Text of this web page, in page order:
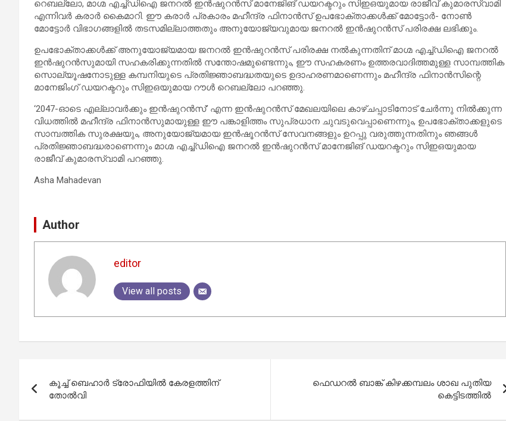
റെബല്ലോ, മാഗ്മ എച്ച്ഡിഐ ജനറല്‍ ഇന്‍ഷുറന്‍സ് മാനേജിങ് ഡയറക്ടറും സിഇഒയുമായ രാജീവ് കുമാരസ്വാമി
എന്നിവര്‍ കരാര്‍ കൈമാറി. ഈ കരാര്‍ പ്രകാരം മഹീന്ദ്ര ഫിനാന്‍സ് ഉപഭോക്താക്കള്‍ക്ക് മോട്ടോര്‍- നോണ്‍
മോട്ടോര്‍ വിഭാഗങ്ങളില്‍ തടസമില്ലാത്തതും അനുയോജ്യവുമായ ജനറല്‍ ഇൻഷുറൻസ് പരിരക്ഷ ലഭിക്കും.
ഉപഭോക്താക്കള്‍ക്ക് അനുയോജ്യമായ ജനറല്‍ ഇന്‍ഷുറന്‍സ് പരിരക്ഷ നല്‍കുന്നതിന് മാഗ്മ എച്ച്ഡിഐ ജനറല്‍
ഇന്‍ഷുറന്‍സുമായി സഹകരിക്കുന്നതില്‍ സന്തോഷമുണ്ടെന്നും, ഈ സഹകരണം ഉത്തരവാദിത്തമുള്ള സാമ്പത്തിക
സൊല്യൂഷനോടുള്ള കമ്പനിയുടെ പ്രതിജ്ഞാബദ്ധതയുടെ ഉദാഹരണമാണെന്നും മഹീന്ദ്ര ഫിനാന്‍സിന്റെ
മാനേജിംഗ് ഡയറക്ടറും സിഇഒയുമായ റൗള്‍ റെബല്ലോ പറഞ്ഞു.
‘2047-ഓടെ എല്ലാവര്‍ക്കും ഇന്‍ഷുറന്‍സ്’ എന്ന ഇന്‍ഷുറന്‍സ് മേഖലയിലെ കാഴ്ചപ്പാടിനോട് ചേര്‍ന്നു നില്‍ക്കുന്ന
വിധത്തില്‍ മഹീന്ദ്ര ഫിനാന്‍സുമായുള്ള ഈ പങ്കാളിത്തം സുപ്രധാന ചുവടുവെപ്പാണെന്നും, ഉപഭോക്താക്കളുടെ
സാമ്പത്തിക സുരക്ഷയും, അനുയോജ്യമായ ഇന്‍ഷൂറന്‍സ് സേവനങ്ങളും ഉറപ്പു വരുത്തുന്നതിനും ഞങ്ങള്‍
പ്രതിജ്ഞാബദ്ധരാണെന്നും മാഗ്മ എച്ച്ഡിഐ ജനറല്‍ ഇന്‍ഷുറന്‍സ് മാനേജിങ് ഡയറക്ടറും സിഇഒയുമായ
രാജീവ് കുമാരസ്വാമി പറഞ്ഞു.
Asha Mahadevan
Author
editor
View all posts
navigation
കൂച്ച് ബെഹാർ ട്രോഫിയിൽ കേരളത്തിന്
തോൽവി
ഫെഡറല്‍ ബാങ്ക് കിഴക്കമ്പലം ശാഖ പുതിയ
കെട്ടിടത്തില്‍